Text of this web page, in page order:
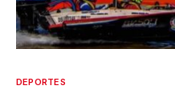
DEPORTES